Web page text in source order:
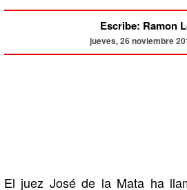
Escribe: Ramon
jueves, 26 noviembre
El juez José de la Mata ha